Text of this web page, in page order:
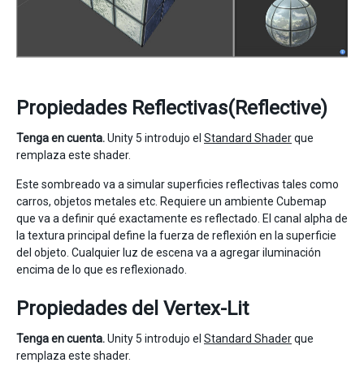
Propiedades Reflectivas(Reflective)
Tenga en cuenta.Unity 5 introdujo el Standard Shaderque
remplaza este shader.
Este sombreado va a simular superficies reflectivas tales como
carros, objetos metales etc. Requiere un ambiente Cubemap
que va a definir qué exactamente es reflectado. El canal alpha de
la textura principal define la fuerza de reflexión en la superficie
del objeto. Cualquier luz de escena va a agregar iluminación
encima de lo que es reflexionado.
Propiedades del Vertex-Lit
Tenga en cuenta.Unity 5 introdujo el Standard Shaderque
remplaza este shader.